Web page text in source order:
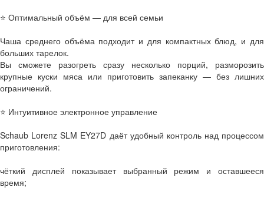
⭐ Оптимальный объём — для всей семьи
Чаша среднего объёма подходит и для компактных блюд, и для
больших тарелок.
Вы сможете разогреть сразу несколько порций, разморозить
крупные куски мяса или приготовить запеканку — без лишних
ограничений.
⭐ Интуитивное электронное управление
Schaub Lorenz SLM EY27D даёт удобный контроль над процессом
приготовления:
чёткий дисплей показывает выбранный режим и оставшееся
время;